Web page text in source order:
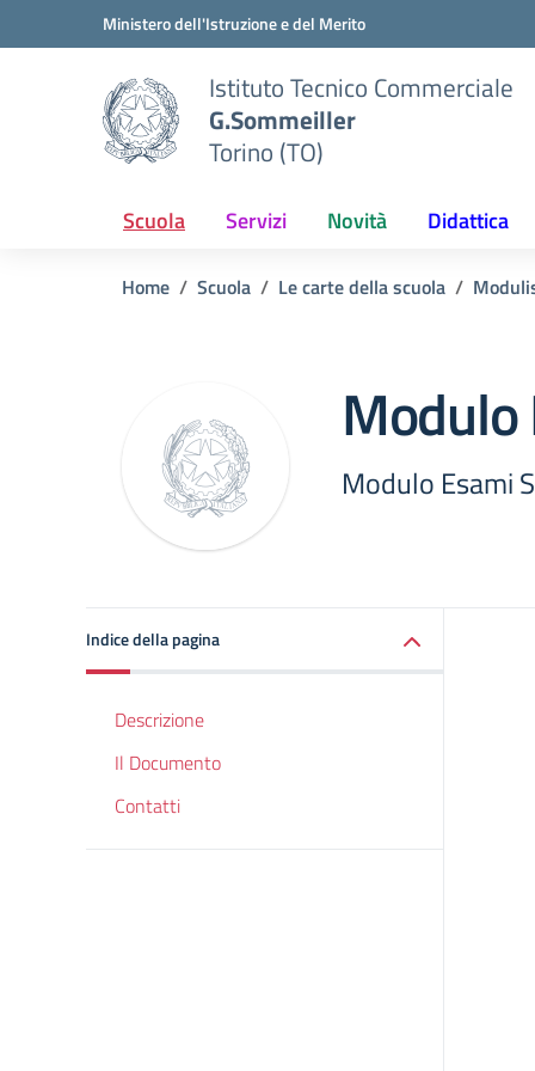
Vai ai contenuti
Vai al menu di navigazioneMinistero dell'Istruzione e del Merito
Istituto Tecnico Commerciale
G.Sommeiller
Torino (TO)
Scuola Servizi Novità Didattica
Home Scuola Le carte della scuola
Modulo
Modulo Esami
Indice della pagina
Descrizione
Il Documento
Contatti